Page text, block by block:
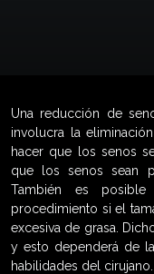
Una reducción de
involucra la
hacer que los senos
que los senos sean
También es
procedimiento si el
excesiva de grasa.
y esto dependerá de
habilidades del cirujano.